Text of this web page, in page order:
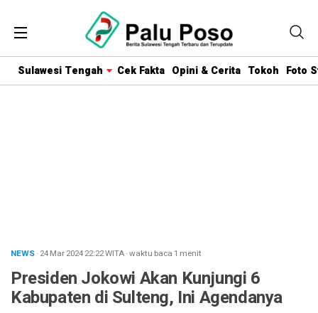
Sulawesi Tengah Cek Fakta Opini & Cerita Tokoh Foto
NEWS· 24 Mar 202422:22WITA·waktu baca 1 menit
Presiden Jokowi Akan Kunjungi 6
Kabupaten di Sulteng, Ini Agendanya